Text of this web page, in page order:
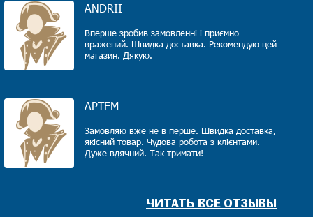
ANDRII
Вперше зробив замовленні і приємно
вражений. Швидка доставка. Рекомендую цей
магазин. Дякую.
АРТЕМ
Замовляю вже не в перше. Швидка доставка,
якiсний товар. Чудова робота з клiєнтами.
Дуже вдячний. Так тримати!
ЧИТАТЬ ВСЕ ОТЗЫВЫ